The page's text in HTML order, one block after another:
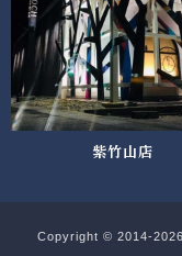
紫竹山店
Copyright © 2014-